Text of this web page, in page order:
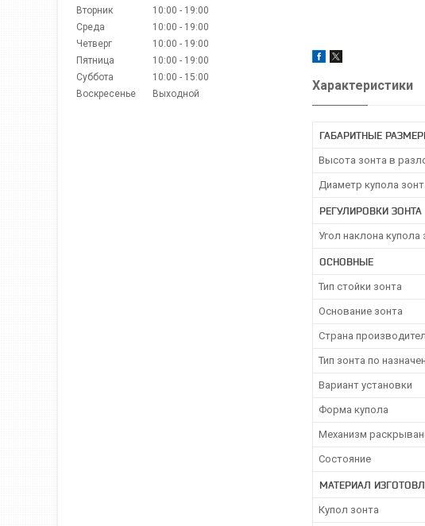
Характеристики
ГАБАРИТНЫЕ
Высота зонта в
Диаметр купола
РЕГУЛИРОВКИ ЗОНТА
Угол наклона купола
ОСНОВНЫЕ
Тип стойки зонта
Основание зонта
Страна
Тип зонта по
Вариант установки
Форма купола
Механизм
Состояние
МАТЕРИАЛ
Купол зонта
Вторник
10:00
19:00
Среда
10:00
19:00
Четверг
10:00
19:00
Пятница
10:00
19:00
Суббота
10:00
15:00
Воскресенье
Выходной